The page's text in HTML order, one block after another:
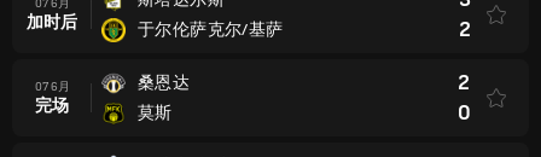
07 6月
加时后
于尔伦萨克尔/基萨
2
07 6月
完场
桑恩达
莫斯
2
0